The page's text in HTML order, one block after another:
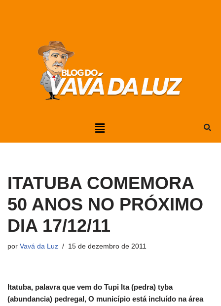
ITATUBA COMEMORA
50 ANOS NO PRÓXIMO
DIA 17/12/11
por Vavá da Luz 15 de dezembro de 2011
Itatuba, palavra que vem do Tupi Ita (pedra) tyba
(abundancia) pedregal, O município está incluído na área